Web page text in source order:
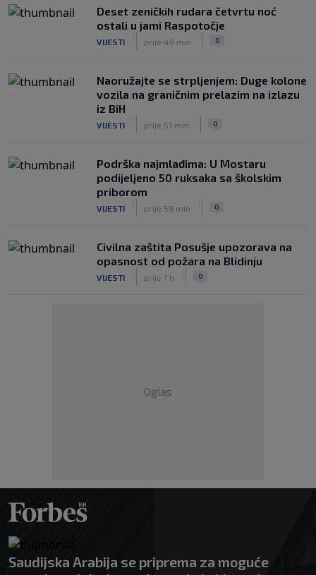
Deset zeničkih rudara četvrtu noć
ostali u jami Raspotočje
VIJESTI prije 49 min 0
Naoružajte se strpljenjem: Duge kolone
vozila na graničnim prelazim na izlazu
iz BiH
VIJESTI prije 51 min 0
Podrška najmlađima: U Mostaru
podijeljeno 50 ruksaka sa školskim
priborom
VIJESTI prije 59 min 0
Civilna zaštita Posušje upozorava na
opasnost od požara na Blidinju
VIJESTI prije 1 h 0
Oglas
Saudijska Arabija se priprema za moguće